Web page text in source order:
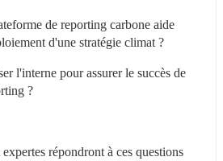
de reporting carbone aide
d'une stratégie climat ?
l'interne pour assurer le succès de
?
répondront à ces questions